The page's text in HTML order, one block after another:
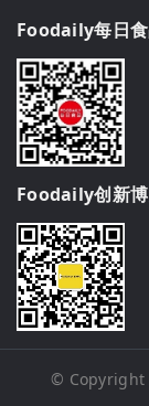
Foodaily每日
Foodaily创新
© Copyright